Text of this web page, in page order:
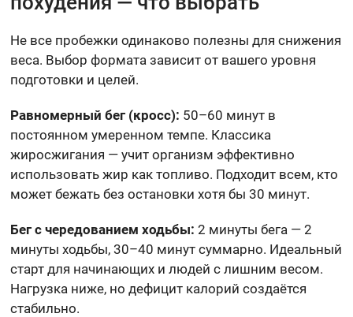
Не все пробежки одинаково полезны для снижения
веса. Выбор формата зависит от вашего уровня
подготовки и целей.
Равномерный бег (кросс): 50–60 минут в
постоянном умеренном темпе. Классика
жиросжигания — учит организм эффективно
использовать жир как топливо. Подходит всем, кто
может бежать без остановки хотя бы 30 минут.
Бег с чередованием ходьбы: 2 минуты бега — 2
минуты ходьбы, 30–40 минут суммарно. Идеальный
старт для начинающих и людей с лишним весом.
Нагрузка ниже, но дефицит калорий создаётся
стабильно.